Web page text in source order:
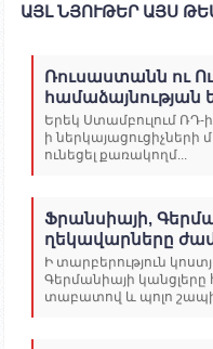
ԱՅԼ ՆՅՈՒԹԵՐ ԱՅՍ
Ռուսաստանն ու
համաձայնության
Երեկ Ստամբուլում ՌԴ-
ի ներկայացուցիչների
ունեցել քառակողմ...
Ֆրանսիայի,
ղեկավարները
Ի տարբերություն
Գերմանիայի կանցլերը
տաբատով և պոլո